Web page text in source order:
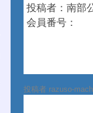
投稿者：南部
会員番号：
投稿者 razuso-